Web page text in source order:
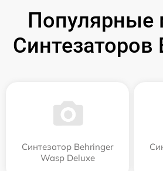
Популярные
Синтезаторов
Синтезатор Behringer
Wasp Deluxe